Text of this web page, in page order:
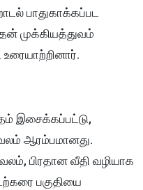
பாதுகாக்கப்பட
முக்கியத்துவம்
உரையாற்றினார்.
இசைக்கப்பட்டு,
ஆரம்பமானது.
பிரதான வீதி வழியாக
பகுதியை